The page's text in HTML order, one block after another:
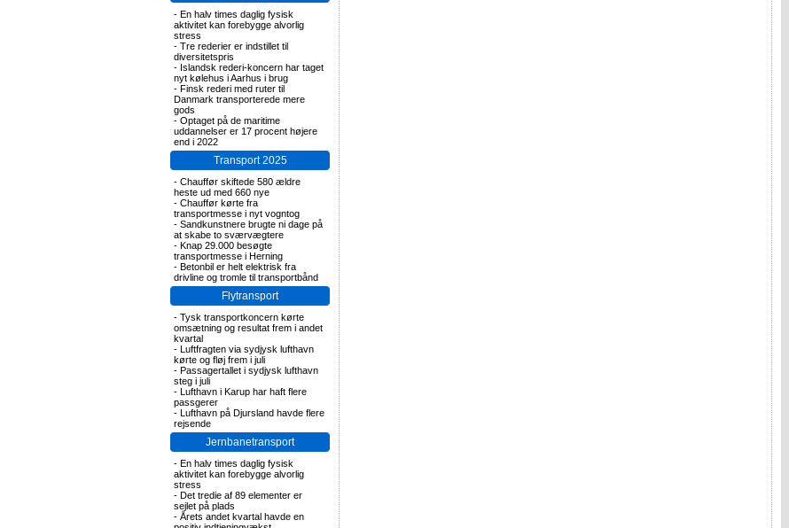
- En halv times daglig fysisk
aktivitet kan forebygge alvorlig
stress
- Tre rederier er indstillet til
diversitetspris
- Islandsk rederi-koncern har taget
nyt kølehus i Aarhus i brug
- Finsk rederi med ruter til
Danmark transporterede mere
gods
- Optaget på de maritime
uddannelser er 17 procent højere
end i 2022
Transport 2025
- Chauffør skiftede 580 ældre
heste ud med 660 nye
- Chauffør kørte fra
transportmesse i nyt vogntog
- Sandkunstnere brugte ni dage på
at skabe to sværvægtere
- Knap 29.000 besøgte
transportmesse i Herning
- Betonbil er helt elektrisk fra
drivline og tromle til transportbånd
Flytransport
- Tysk transportkoncern kørte
omsætning og resultat frem i andet
kvartal
- Luftfragten via sydjysk lufthavn
kørte og fløj frem i juli
- Passagertallet i sydjysk lufthavn
steg i juli
- Lufthavn i Karup har haft flere
passgerer
- Lufthavn på Djursland havde flere
rejsende
Jernbanetransport
- En halv times daglig fysisk
aktivitet kan forebygge alvorlig
stress
- Det tredie af 89 elementer er
sejlet på plads
- Årets andet kvartal havde en